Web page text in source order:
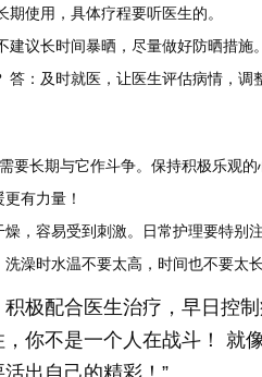
期使用，具体疗程要听医生的。
建议长时间暴晒，尽量做好防晒措施。
答：及时就医，让医生评估病情，调
要长期与它作斗争。保持积极乐观
有力量！
，容易受到刺激。日常护理要特别
澡时水温不要太高，时间也不要太
极配合医生治疗，早日控
你不是一个人在战斗！ 就
出自己的精彩！”